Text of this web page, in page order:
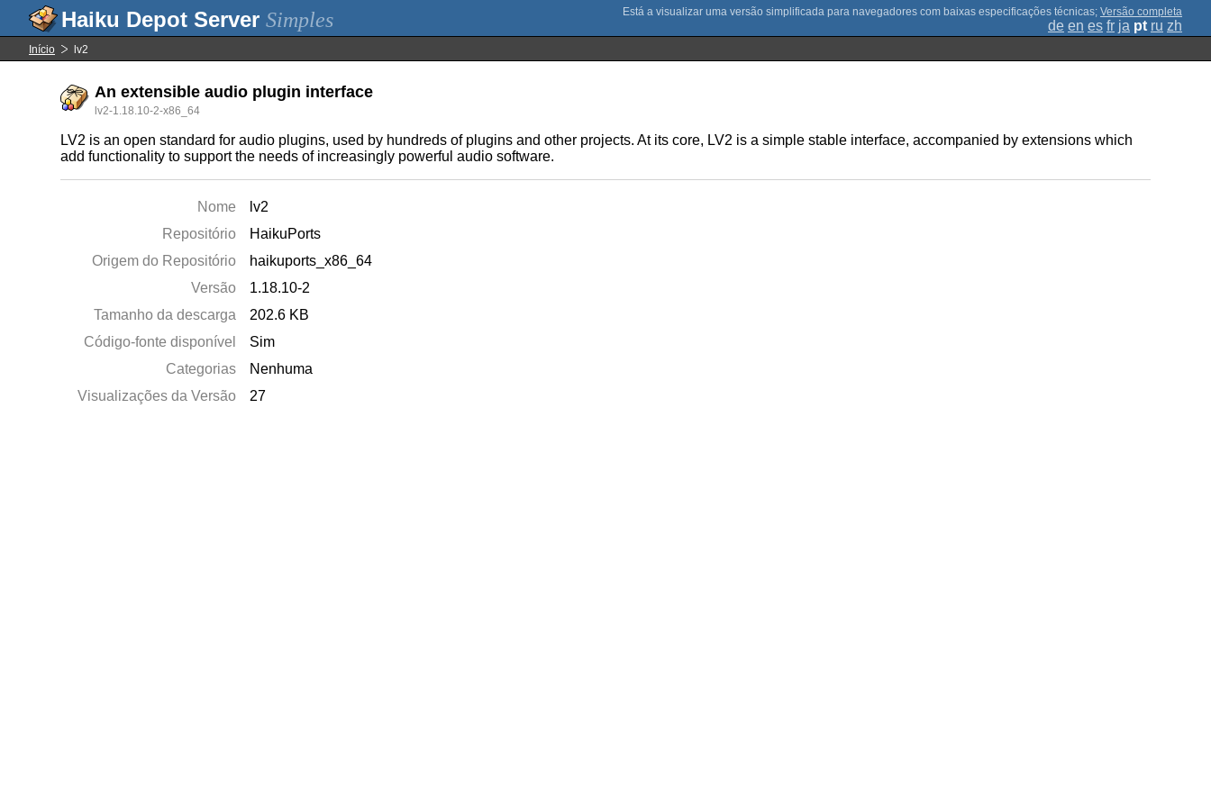
Simples ; Versão completa
de en es fr ja pt ru zh
Início lv2
An extensible audio plugin interface
lv2-1.18.10-2-x86_64
LV2 is an open standard for audio plugins, used by hundreds of plugins and other projects. At its core, LV2 is a simple stable interface, accompanied by extensions which
add functionality to support the needs of increasingly powerful audio software.
Nome
lv2
Repositório
HaikuPorts
Origem do Repositório
haikuports_x86_64
Versão
1.18.10-2
Tamanho da descarga
202.6 KB
Código-fonte disponível
Sim
Categorias
Nenhuma
Visualizações da Versão
27